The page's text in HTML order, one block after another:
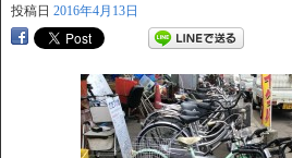
投稿日 2016年4月13日